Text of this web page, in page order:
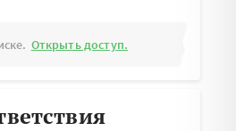
Открыть доступ.